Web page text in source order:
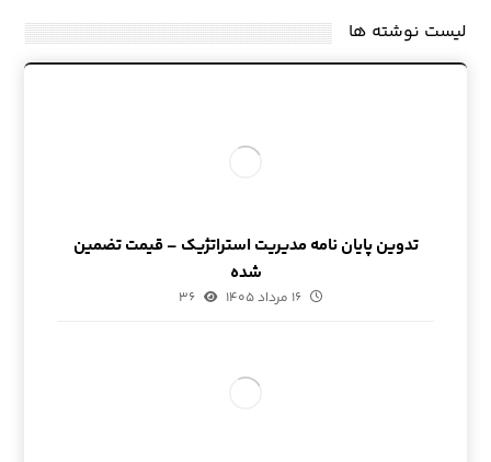
لیست نوشته ها
تدوین پایان نامه مدیریت استراتژیک – قیمت تضمین
شده
۱۶ مرداد ۱۴۰۵ ۳۶